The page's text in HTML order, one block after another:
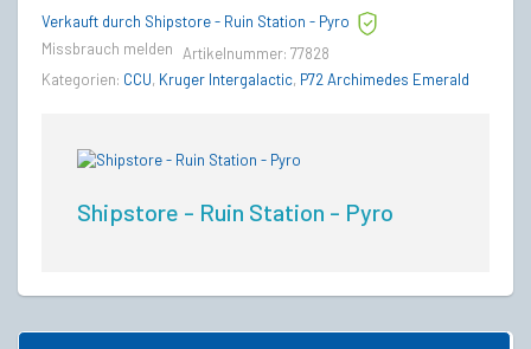
Kruger
P-
Archimedes
Verkauft durch Shipstore - Ruin Station - Pyro
Missbrauch melden Artikelnummer: 77828
Kategorien: CCU, Kruger Intergalactic, P72 Archimedes Emerald
Shipstore - Ruin Station - Pyro